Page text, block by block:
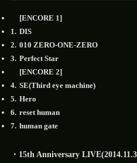
[ENCORE 1]
DIS
010 ZERO-ONE-ZERO
Perfect Star
[ENCORE 2]
SE(Third eye machine)
Hero
reset human
human gate
・15th Anniversary